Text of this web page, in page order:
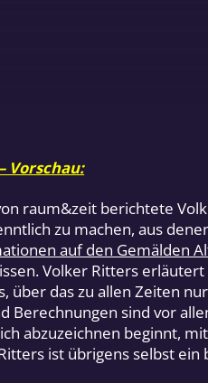
Vorschau:
raum&zeit berichtete
zu machen, aus
auf den Gemälden
Volker Ritters
über das zu allen Zeiten
Berechnungen sind vor
abzuzeichnen beginnt,
ist übrigens selbst